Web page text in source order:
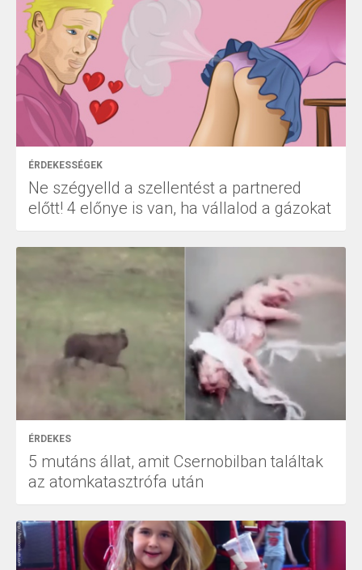
ÉRDEKESSÉGEK
Ne szégyelld a szellentést a partnered
előtt! 4 előnye is van, ha vállalod a gázokat
ÉRDEKES
5 mutáns állat, amit Csernobilban találtak
az atomkatasztrófa után